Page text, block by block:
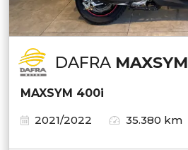
DAFRA MAXSYM
MAXSYM 400i
2021/2022
35.380 km